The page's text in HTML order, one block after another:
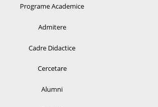
Programe Academice
Admitere
Cadre Didactice
Cercetare
Alumni